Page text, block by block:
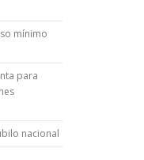
mínimo
para
nacional